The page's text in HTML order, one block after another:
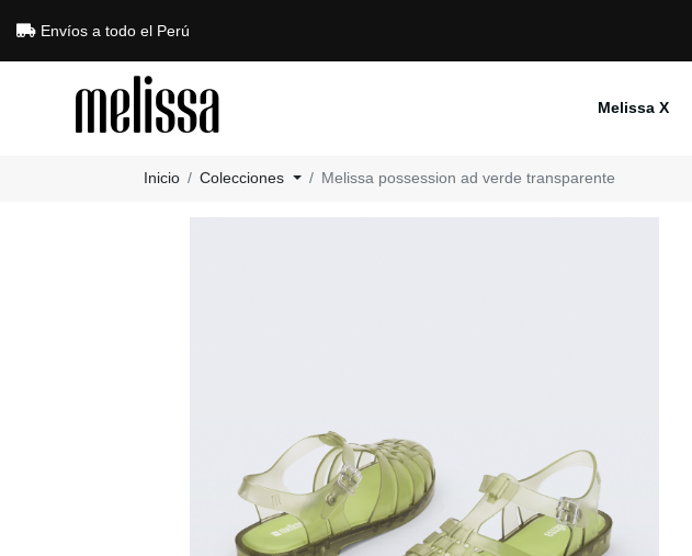
Envíos a todo el Perú
Melissa X
Inicio Colecciones Melissa possession ad verde transparente